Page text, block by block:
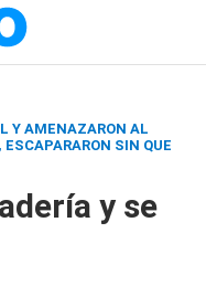
Y AMENAZARON AL
SIN QUE
y se